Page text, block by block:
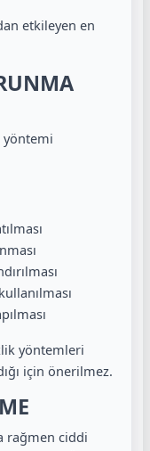
etkileyen en
yöntemi
yöntemleri
için önerilmez.
rağmen ciddi